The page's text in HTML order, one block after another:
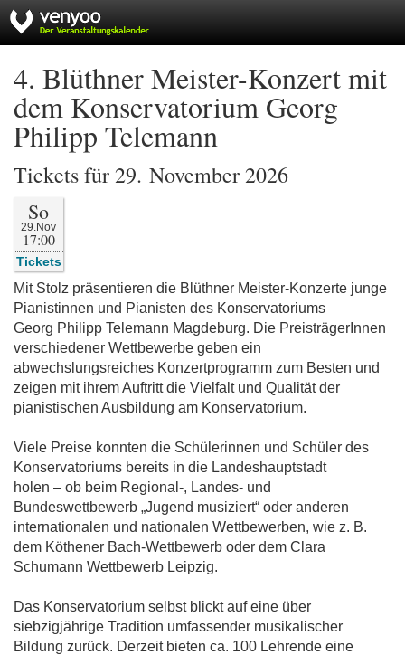
4. Blüthner Meister-Konzert mit
dem Konservatorium Georg
Philipp Telemann
Tickets für 29. November 2026
So
29.Nov
17:00
Tickets
Mit Stolz präsentieren die Blüthner Meister-Konzerte junge
Pianistinnen und Pianisten des Konservatoriums
Georg Philipp Telemann Magdeburg. Die PreisträgerInnen
verschiedener Wettbewerbe geben ein
abwechslungsreiches Konzertprogramm zum Besten und
zeigen mit ihrem Auftritt die Vielfalt und Qualität der
pianistischen Ausbildung am Konservatorium.
Viele Preise konnten die Schülerinnen und Schüler des
Konservatoriums bereits in die Landeshauptstadt
holen – ob beim Regional-, Landes- und
Bundeswettbewerb „Jugend musiziert“ oder anderen
internationalen und nationalen Wettbewerben, wie z. B.
dem Köthener Bach-Wettbewerb oder dem Clara
Schumann Wettbewerb Leipzig.
Das Konservatorium selbst blickt auf eine über
siebzigjährige Tradition umfassender musikalischer
Bildung zurück. Derzeit bieten ca. 100 Lehrende eine